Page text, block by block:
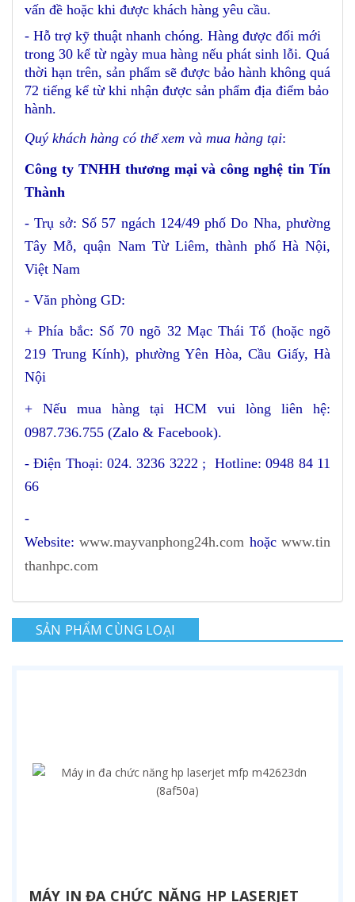
vấn đề hoặc khi được khách hàng yêu cầu.
- Hỗ trợ kỹ thuật nhanh chóng. Hàng được đổi mới
trong 30 kể từ ngày mua hàng nếu phát sinh lỗi. Quá
thời hạn trên, sản phẩm sẽ được bảo hành không quá
72 tiếng kể từ khi nhận được sản phẩm địa điểm bảo
hành.
Quý khách hàng có thể xem và mua hàng tại:
Công ty TNHH thương mại và công nghệ tin Tín
Thành
- Trụ sở: Số 57 ngách 124/49 phố Do Nha, phường
Tây Mỗ, quận Nam Từ Liêm, thành phố Hà Nội,
Việt Nam
- Văn phòng GD:
+ Phía bắc: Số 70 ngõ 32 Mạc Thái Tổ (hoặc ngõ
219 Trung Kính), phường Yên Hòa, Cầu Giấy, Hà
Nội
+ Nếu mua hàng tại HCM vui lòng liên hệ:
0987.736.755 (Zalo & Facebook).
- Điện Thoại: 024. 3236 3222 ; Hotline: 0948 84 11
66
-
Website:www.mayvanphong24h.com hoặcwww.tin
thanhpc.com
SẢN PHẨM CÙNG LOẠI
MÁY IN ĐA CHỨC NĂNG HP LASERJET